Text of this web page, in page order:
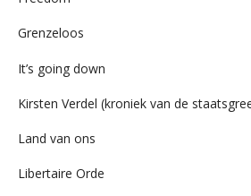
Grenzeloos
It’s going down
Kirsten Verdel (kroniek van de
Land van ons
Libertaire Orde